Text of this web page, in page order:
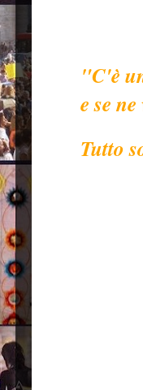
"C'è
e se ne
Tutto